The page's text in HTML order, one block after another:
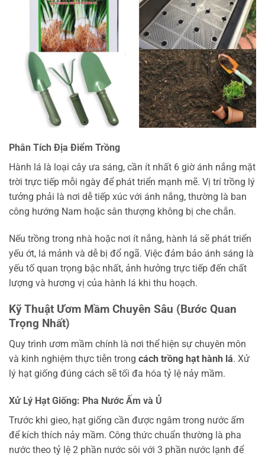
Phân Tích Địa Điểm Trồng
Hành lá là loại cây ưa sáng, cần ít nhất 6 giờ ánh nắng mặt
trời trực tiếp mỗi ngày để phát triển mạnh mẽ. Vị trí trồng lý
tưởng phải là nơi dễ tiếp xúc với ánh nắng, thường là ban
công hướng Nam hoặc sân thượng không bị che chắn.
Nếu trồng trong nhà hoặc nơi ít nắng, hành lá sẽ phát triển
yếu ớt, lá mảnh và dễ bị đổ ngã. Việc đảm bảo ánh sáng là
yếu tố quan trọng bậc nhất, ảnh hưởng trực tiếp đến chất
lượng và hương vị của hành lá khi thu hoạch.
Kỹ Thuật Ươm Mầm Chuyên Sâu (Bước Quan
Trọng Nhất)
Quy trình ươm mầm chính là nơi thể hiện sự chuyên môn
và kinh nghiệm thực tiễn trong cách trồng hạt hành lá. Xử
lý hạt giống đúng cách sẽ tối đa hóa tỷ lệ nảy mầm.
Xử Lý Hạt Giống: Pha Nước Ấm và Ủ
Trước khi gieo, hạt giống cần được ngâm trong nước ấm
để kích thích nảy mầm. Công thức chuẩn thường là pha
nước theo tỷ lệ 2 phần nước sôi với 3 phần nước lạnh để